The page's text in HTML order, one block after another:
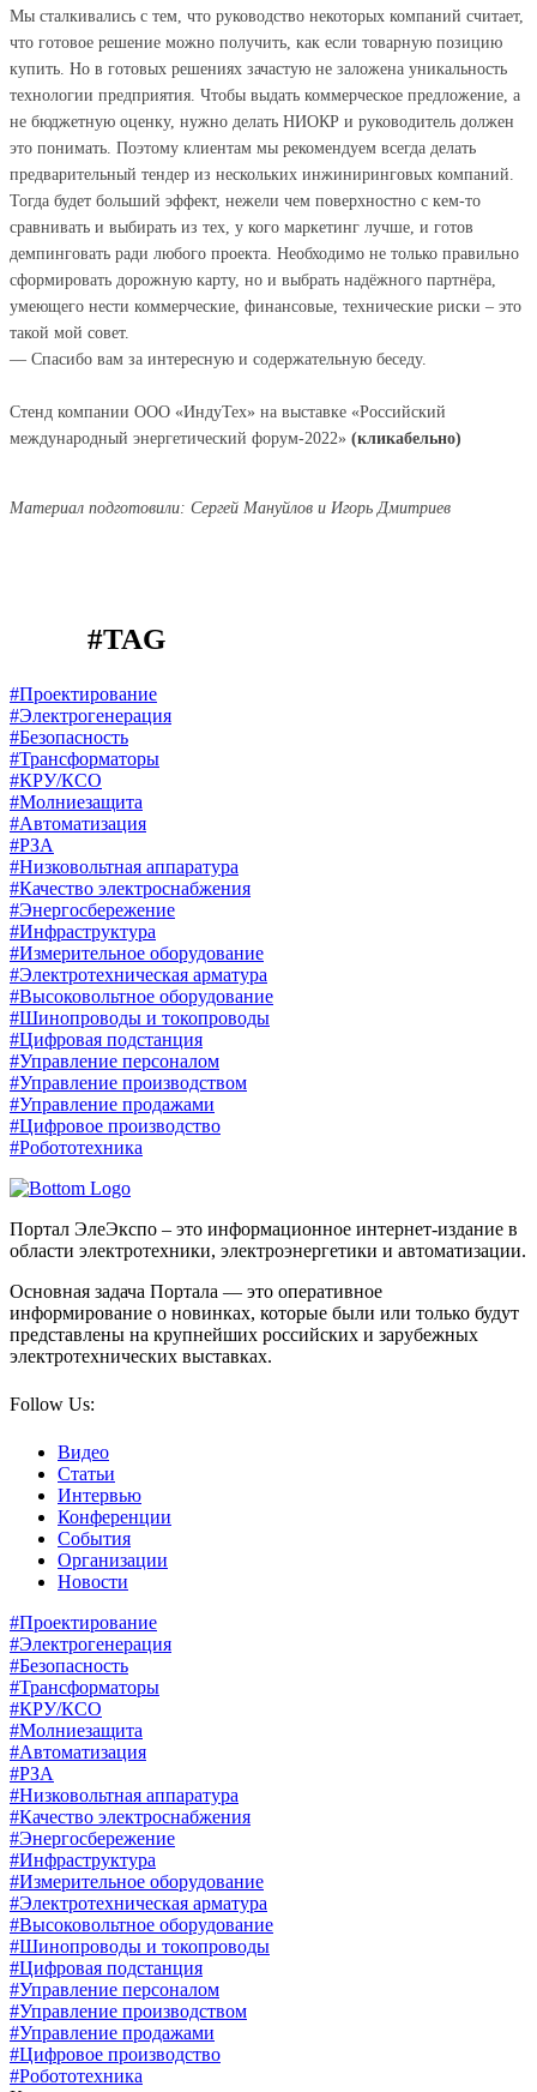
Мы сталкивались с тем, что руководство некоторых компаний считает,
что готовое решение можно получить, как если товарную позицию
купить. Но в готовых решениях зачастую не заложена уникальность
технологии предприятия. Чтобы выдать коммерческое предложение, а
не бюджетную оценку, нужно делать НИОКР и руководитель должен
это понимать. Поэтому клиентам мы рекомендуем всегда делать
предварительный тендер из нескольких инжиниринговых компаний.
Тогда будет больший эффект, нежели чем поверхностно с кем-то
сравнивать и выбирать из тех, у кого маркетинг лучше, и готов
демпинговать ради любого проекта. Необходимо не только правильно
сформировать дорожную карту, но и выбрать надёжного партнёра,
умеющего нести коммерческие, финансовые, технические риски – это
такой мой совет.
— Спасибо вам за интересную и содержательную беседу.
Стенд компании ООО «ИндуТех» на выставке «Российский
международный энергетический форум-2022» (кликабельно)
Материал подготовили: Сергей Мануйлов и Игорь Дмитриев
#TAG
#Проектирование
#Электрогенерация
#Безопасность
#Трансформаторы
#КРУ/КСО
#Молниезащита
#Автоматизация
#РЗА
#Низковольтная аппаратура
#Качество электроснабжения
#Энергосбережение
#Инфраструктура
#Измерительное оборудование
#Электротехническая арматура
#Высоковольтное оборудование
#Шинопроводы и токопроводы
#Цифровая подстанция
#Управление персоналом
#Управление производством
#Управление продажами
#Цифровое производство
#Робототехника
Портал ЭлеЭкспо – это информационное интернет-издание в
области электротехники, электроэнергетики и автоматизации.
Основная задача Портала — это оперативное
информирование о новинках, которые были или только будут
представлены на крупнейших российских и зарубежных
электротехнических выставках.
Follow Us:
Видео
Статьи
Интервью
Конференции
События
Организации
Новости
#Проектирование
#Электрогенерация
#Безопасность
#Трансформаторы
#КРУ/КСО
#Молниезащита
#Автоматизация
#РЗА
#Низковольтная аппаратура
#Качество электроснабжения
#Энергосбережение
#Инфраструктура
#Измерительное оборудование
#Электротехническая арматура
#Высоковольтное оборудование
#Шинопроводы и токопроводы
#Цифровая подстанция
#Управление персоналом
#Управление производством
#Управление продажами
#Цифровое производство
#Робототехника